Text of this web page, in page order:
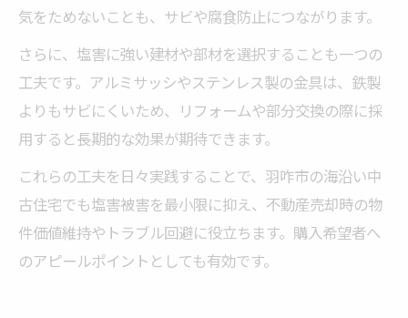
気をためないことも、サビや腐食防止につながります。
さらに、塩害に強い建材や部材を選択することも一つの
工夫です。アルミサッシやステンレス製の金具は、鉄製
よりもサビにくいため、リフォームや部分交換の際に採
用すると長期的な効果が期待できます。
これらの工夫を日々実践することで、羽咋市の海沿い中
古住宅でも塩害被害を最小限に抑え、不動産売却時の物
件価値維持やトラブル回避に役立ちます。購入希望者へ
のアピールポイントとしても有効です。